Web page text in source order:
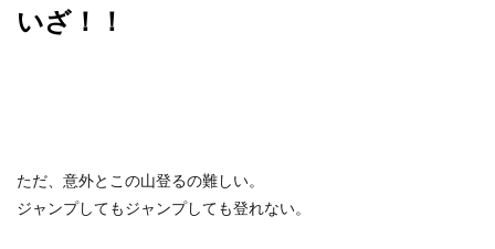
いざ！！
ただ、意外とこの山登るの難しい。
ジャンプしてもジャンプしても登れない。